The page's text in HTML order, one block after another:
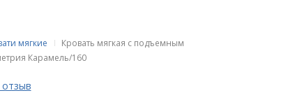
мягкие
Кровать мягкая с подъемным
Карамель/160